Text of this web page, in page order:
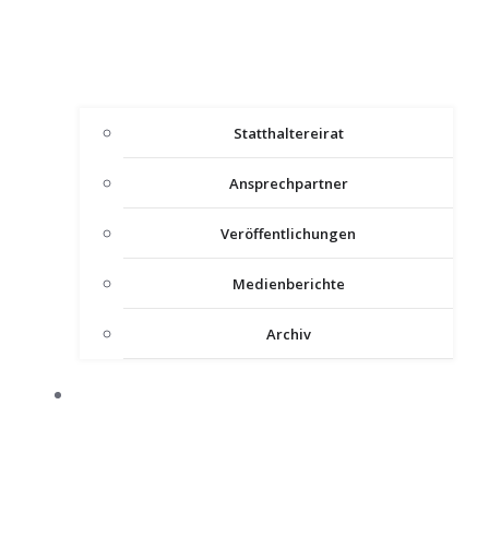
Statthaltereirat
Ansprechpartner
Veröffentlichungen
Medienberichte
Archiv